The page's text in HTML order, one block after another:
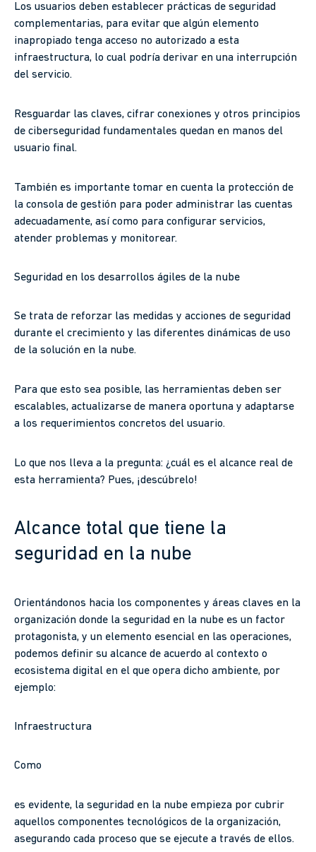
Los usuarios deben establecer prácticas de seguridad
complementarias, para evitar que algún elemento
inapropiado tenga acceso no autorizado a esta
infraestructura, lo cual podría derivar en una interrupción
del servicio.
Resguardar las claves, cifrar conexiones y otros principios
de ciberseguridad fundamentales quedan en manos del
usuario final.
También es importante tomar en cuenta la protección de
la consola de gestión para poder administrar las cuentas
adecuadamente, así como para configurar servicios,
atender problemas y monitorear.
Seguridad en los desarrollos ágiles de la nube
Se trata de reforzar las medidas y acciones de seguridad
durante el crecimiento y las diferentes dinámicas de uso
de la solución en la nube.
Para que esto sea posible, las herramientas deben ser
escalables, actualizarse de manera oportuna y adaptarse
a los requerimientos concretos del usuario.
Lo que nos lleva a la pregunta: ¿cuál es el alcance real de
esta herramienta? Pues, ¡descúbrelo!
Alcance total que tiene la
seguridad en la nube
Orientándonos hacia los componentes y áreas claves en la
organización donde la seguridad en la nube es un factor
protagonista, y un elemento esencial en las operaciones,
podemos definir su alcance de acuerdo al contexto o
ecosistema digital en el que opera dicho ambiente, por
ejemplo:
Infraestructura
Como
es evidente, la seguridad en la nube empieza por cubrir
aquellos componentes tecnológicos de la organización,
asegurando cada proceso que se ejecute a través de ellos.